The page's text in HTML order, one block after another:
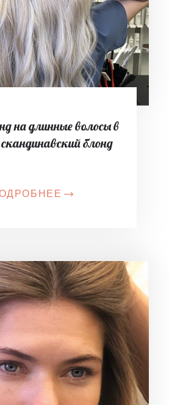
на длинные волосы в
блонд